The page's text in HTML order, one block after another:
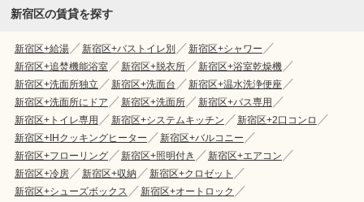
新宿区の賃貸を探す
新宿区+給湯 新宿区+バストイレ別
新宿区+シャワー
新宿区+追焚機能浴室
新宿区+脱衣所
新宿区+浴室乾燥機
新宿区+洗面所独立
新宿区+洗面台
新宿区+温水洗浄便座
新宿区+洗面所にドア
新宿区+洗面所
新宿区+バス専用
新宿区+トイレ専用
新宿区+システムキッチン
新宿区+2口コンロ
新宿区+IHクッキングヒーター
新宿区+バルコニー
新宿区+フローリング
新宿区+照明付き
新宿区+エアコン
新宿区+冷房
新宿区+収納
新宿区+クロゼット
新宿区+シューズボックス
新宿区+オートロック